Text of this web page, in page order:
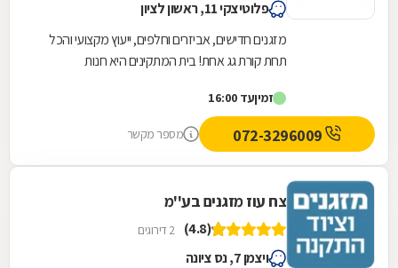
פלוטיצקי 11, ראשון לציון
מזגנים חדישים, אביזרים וחלפים, ייעוץ מקצועי והכל
תחת קורת גג אחת! בית המתקינים היא חנות
עצום של...
זמיןעד 16:00
מספר מקשר
צח עוז מזגנים בע''מ
(4.8) 2 דירוגים
ויצמן 7, נס ציונה